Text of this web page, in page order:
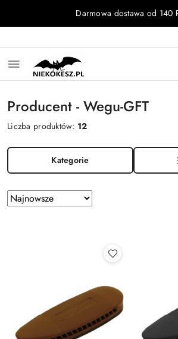
Przejdź do treści głównej
Przejdź do wyszukiwarki
Przejdź do moje konto
Przejdź do menu głównego
Przejdź do stopkiDarmowa dostawa od 140
Producent - Wegu-GFT
Liczba produktów: 12
Kategorie
Zastosowano
sortowanie:
Sortuj
według